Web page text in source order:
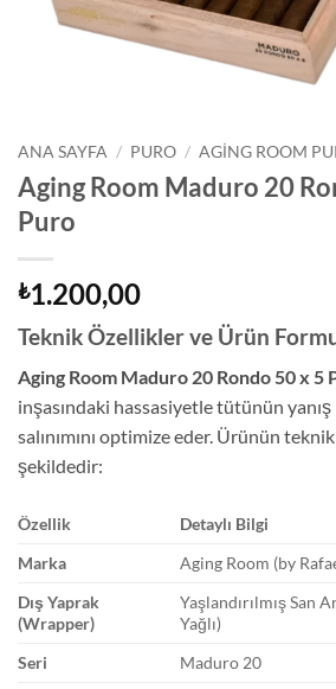
ANA SAYFA / PURO / AGING ROOM
Aging Room Maduro 20
Puro
₺1.200,00
Teknik Özellikler ve Ürün
Aging Room Maduro 20 Rondo 50 x 5
inşasındaki hassasiyetle tütünün
salınımını optimize eder. Ürünün
şekildedir:
Özellik
Detaylı Bilgi
Marka
Aging Room (by
Dış Yaprak
(Wrapper)
Yaşlandırılmış San
Yağlı)
Seri
Maduro 20